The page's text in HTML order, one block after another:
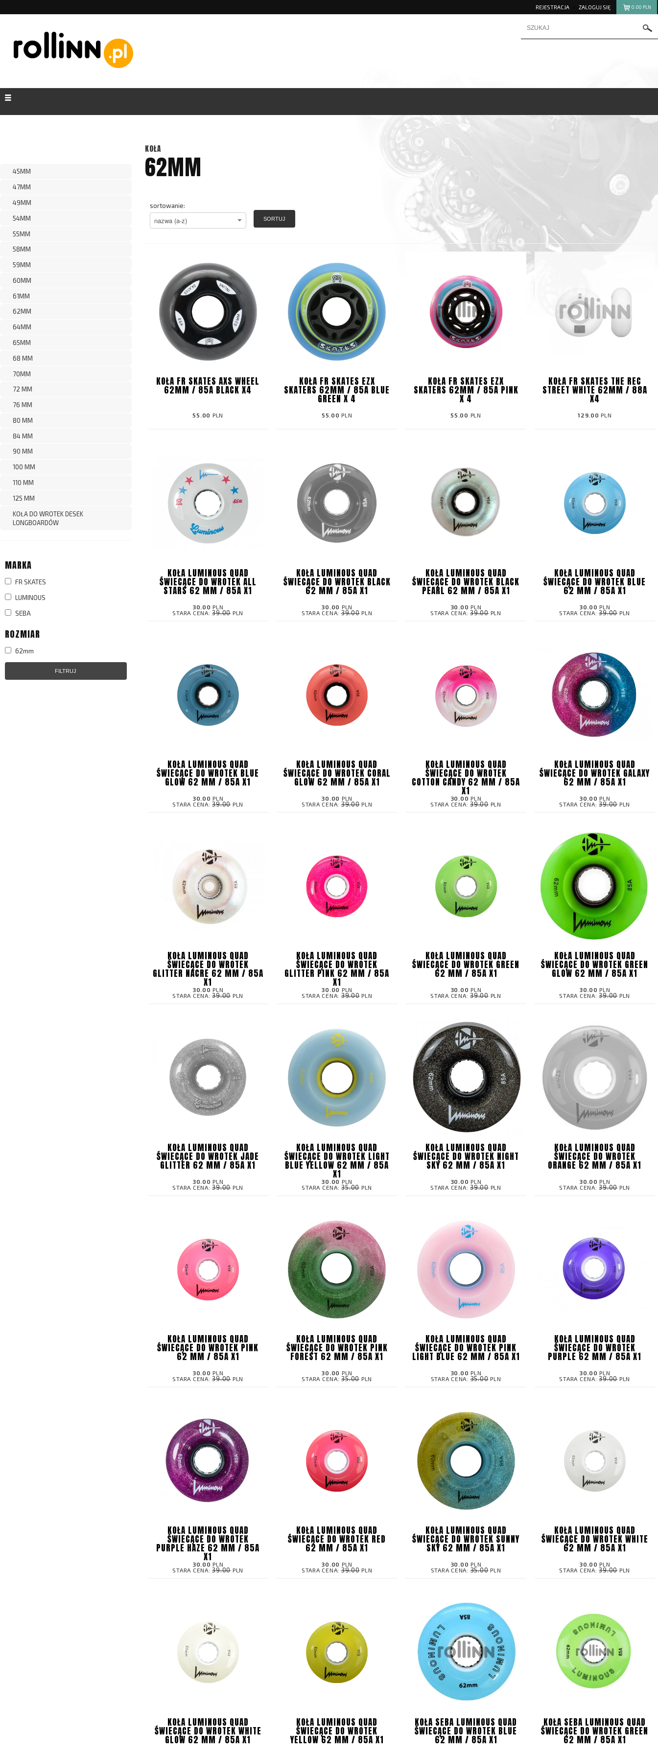
0.00 PLN
REJESTRACJA ZALOGUJ SIĘ
45MM
47MM
49MM
54MM
55MM
58MM
59MM
60MM
61MM
62MM
64MM
65MM
68 MM
70MM
72 MM
76 MM
80 MM
84 MM
90 MM
100 MM
110 MM
125 MM
KOŁA DO WROTEK DESEK
LONGBOARDÓW
MARKA
FR SKATES
LUMINOUS
SEBA
ROZMIAR
62mm
FILTRUJ
KOŁA
62MM
sortowanie:
SORTUJ
KOŁA FR SKATES AXS WHEEL
62MM / 85A BLACK X4
55.00 PLN
KOŁA FR SKATES EZX
SKATERS 62MM / 85A BLUE
GREEN X 4
55.00 PLN
KOŁA FR SKATES EZX
SKATERS 62MM / 85A PINK
X 4
55.00 PLN
KOŁA FR SKATES THE REC
STREET WHITE 62MM / 88A
X4
129.00 PLN
KOŁA LUMINOUS QUAD
ŚWIECĄCE DO WROTEK ALL
STARS 62 MM / 85A X1
30.00 PLN
STARA CENA:39.00PLN
KOŁA LUMINOUS QUAD
ŚWIECĄCE DO WROTEK BLACK
62 MM / 85A X1
30.00 PLN
STARA CENA:39.00PLN
KOŁA LUMINOUS QUAD
ŚWIECĄCE DO WROTEK BLACK
PEARL 62 MM / 85A X1
30.00 PLN
STARA CENA:39.00PLN
KOŁA LUMINOUS QUAD
ŚWIECĄCE DO WROTEK BLUE
62 MM / 85A X1
30.00 PLN
STARA CENA:39.00PLN
KOŁA LUMINOUS QUAD
ŚWIECĄCE DO WROTEK BLUE
GLOW 62 MM / 85A X1
30.00 PLN
STARA CENA:39.00PLN
KOŁA LUMINOUS QUAD
ŚWIECĄCE DO WROTEK CORAL
GLOW 62 MM / 85A X1
30.00 PLN
STARA CENA:39.00PLN
KOŁA LUMINOUS QUAD
ŚWIECĄCE DO WROTEK
COTTON CANDY 62 MM / 85A
X1
30.00 PLN
STARA CENA:39.00PLN
KOŁA LUMINOUS QUAD
ŚWIECĄCE DO WROTEK GALAXY
62 MM / 85A X1
30.00 PLN
STARA CENA:39.00PLN
KOŁA LUMINOUS QUAD
ŚWIECĄCE DO WROTEK
GLITTER NACRE 62 MM / 85A
X1
30.00 PLN
STARA CENA:39.00PLN
KOŁA LUMINOUS QUAD
ŚWIECĄCE DO WROTEK
GLITTER PINK 62 MM / 85A
X1
30.00 PLN
STARA CENA:39.00PLN
KOŁA LUMINOUS QUAD
ŚWIECĄCE DO WROTEK GREEN
62 MM / 85A X1
30.00 PLN
STARA CENA:39.00PLN
KOŁA LUMINOUS QUAD
ŚWIECĄCE DO WROTEK GREEN
GLOW 62 MM / 85A X1
30.00 PLN
STARA CENA:39.00PLN
KOŁA LUMINOUS QUAD
ŚWIECĄCE DO WROTEK JADE
GLITTER 62 MM / 85A X1
30.00 PLN
STARA CENA:39.00PLN
KOŁA LUMINOUS QUAD
ŚWIECĄCE DO WROTEK LIGHT
BLUE YELLOW 62 MM / 85A
X1
30.00 PLN
STARA CENA:35.00 PLN
KOŁA LUMINOUS QUAD
ŚWIECĄCE DO WROTEK NIGHT
SKY 62 MM / 85A X1
30.00 PLN
STARA CENA:39.00PLN
KOŁA LUMINOUS QUAD
ŚWIECĄCE DO WROTEK
ORANGE 62 MM / 85A X1
30.00 PLN
STARA CENA:39.00PLN
KOŁA LUMINOUS QUAD
ŚWIECĄCE DO WROTEK PINK
62 MM / 85A X1
30.00 PLN
STARA CENA:39.00PLN
KOŁA LUMINOUS QUAD
ŚWIECĄCE DO WROTEK PINK
FOREST 62 MM / 85A X1
30.00 PLN
STARA CENA:35.00 PLN
KOŁA LUMINOUS QUAD
ŚWIECĄCE DO WROTEK PINK
LIGHT BLUE 62 MM / 85A X1
30.00 PLN
STARA CENA:35.00PLN
KOŁA LUMINOUS QUAD
ŚWIECĄCE DO WROTEK
PURPLE 62 MM / 85A X1
30.00 PLN
STARA CENA:39.00PLN
KOŁA LUMINOUS QUAD
ŚWIECĄCE DO WROTEK
PURPLE HAZE 62 MM / 85A
X1
30.00 PLN
STARA CENA:39.00PLN
KOŁA LUMINOUS QUAD
ŚWIECĄCE DO WROTEK RED
62 MM / 85A X1
30.00 PLN
STARA CENA:39.00PLN
KOŁA LUMINOUS QUAD
ŚWIECĄCE DO WROTEK SUNNY
SKY 62 MM / 85A X1
30.00 PLN
STARA CENA:35.00PLN
KOŁA LUMINOUS QUAD
ŚWIECĄCE DO WROTEK WHITE
62 MM / 85A X1
30.00 PLN
STARA CENA:39.00PLN
KOŁA LUMINOUS QUAD
ŚWIECĄCE DO WROTEK WHITE
GLOW 62 MM / 85A X1
KOŁA LUMINOUS QUAD
ŚWIECĄCE DO WROTEK
YELLOW 62 MM / 85A X1
KOŁA SEBA LUMINOUS QUAD
ŚWIECĄCE DO WROTEK BLUE
62 MM / 85A X1
KOŁA SEBA LUMINOUS QUAD
ŚWIECĄCE DO WROTEK GREEN
62 MM / 85A X1